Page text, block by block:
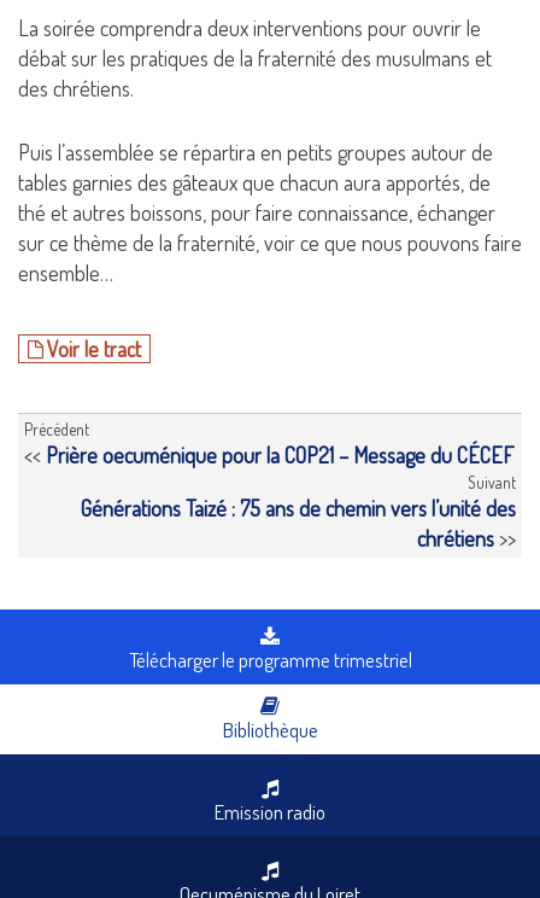
La soirée comprendra deux interventions pour ouvrir le
débat sur les pratiques de la fraternité des musulmans et
des chrétiens.
Puis l’assemblée se répartira en petits groupes autour de
tables garnies des gâteaux que chacun aura apportés, de
thé et autres boissons, pour faire connaissance, échanger
sur ce thème de la fraternité, voir ce que nous pouvons faire
ensemble…
Voir le tract
Précédent
<< Prière oecuménique pour la COP21 – Message du CÉCEF
Suivant
Générations Taizé : 75 ans de chemin vers l’unité des
chrétiens >>
Télécharger le programme trimestriel
Bibliothèque
Emission radio